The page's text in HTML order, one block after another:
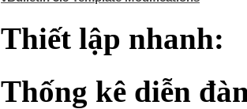
Thiết lập nhanh:
Thống kê diễn